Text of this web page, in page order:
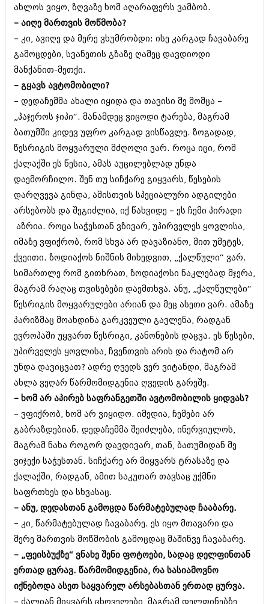
მაისი 2018 (211)
აპრილი 2018 (194)
მარტი 2018 (256)
თებერვალი 2018 (208)
იანვარი 2018 (215)
დეკემბერი 2017 (243)
ნოემბერი 2017 (212)
ოქტომბერი 2017 (231)
სექტემბერი 2017 (261)
აგვისტო 2017 (212)
ივნისი 2017 (265)
მაისი 2017 (216)
აპრილი 2017 (220)
მარტი 2017 (212)
თებერვალი 2017 (205)
იანვარი 2017 (246)
დეკემბერი 2016 (207)
ნოემბერი 2016 (207)
ოქტომბერი 2016 (257)
სექტემბერი 2016 (224)
აგვისტო 2016 (258)
ივლისი 2016 (211)
მაისი 2016 (261)
აპრილი 2016 (215)
მარტი 2016 (200)
თებერვალი 2016 (250)
იანვარი 2016 (206)
დეკემბერი 2015 (207)
ნოემბერი 2015 (264)
ოქტომბერი 2015 (204)
სექტემბერი 2015 (215)
აგვისტო 2015 (286)
ივლისი 2015 (173)
ივნისი 2015 (261)
აპრილი 2015 (208)
მარტი 2015 (365)
თებერვალი 2015 (286)
იანვარი 2015 (247)
დეკემბერი 2014 (342)
ნოემბერი 2014 (290)
ოქტომბერი 2014 (292)
სექტემბერი 2014 (394)
აგვისტო 2014 (248)
ივლისი 2014 (313)
ივნისი 2014 (366)
მაისი 2014 (313)
ახლოს ვიყო, ზღვაზე ხომ აღარაფერს ვამბობ.
– აიღე მართვის მოწმობა?
– კი, ავიღე და მერე ვხუმრობდი: ისე კარგად ჩავაბარე
გამოცდები, სვანეთის გზაზე ღამეც დავდიოდი
მანქანით-მეთქი.
– გყავს ავტომობილი?
– დედაჩემმა ახალი იყიდა და თავისი მე მომცა –
„პაჯეროს ჯიპი“. მანამდეც ვიცოდი ტარება, მაგრამ
ბათუმში კიდევ უფრო კარგად ვისწავლე. ზოგადად,
წესრიგის მოყვარული მძღოლი ვარ. როცა იცი, რომ
ქალაქში ეს წესია, ამას აუცილებლად უნდა
დაემორჩილო. შენ თუ სიჩქარე გიყვარს, წესების
დარღვევა გინდა, ამისთვის სპეციალური ადგილები
არსებობს და შეგიძლია, იქ წახვიდე – ეს ჩემი პირადი
აზრია. როცა საჭესთან ვზივარ, უპირველეს ყოვლისა,
იმაზე ვფიქრობ, რომ სხვა არ დავაზიანო, მით უმეტეს,
ქვეითი. ზოდიაქოს ნიშნის მიხედვით, „ქალწული“ ვარ.
სიმართლე რომ გითხრათ, ზოდიაქოსი ნაკლებად მჯერა,
მაგრამ რაღაც თვისებები დაემთხვა. ანუ, „ქალწულები“
წესრიგის მოყვარულები არიან და მეც ასეთი ვარ. ამაზე
პარიზმაც მოახდინა გარკვეული გავლენა, რადგან
ევროპაში უყვართ წესრიგი, კანონების დაცვა. ეს წესები,
უპირველეს ყოვლისა, ჩვენთვის არის და რატომ არ
უნდა დავიცვათ? ადრე ღვედს ვერ ვიტანდი, მაგრამ
ახლა ვეღარ წარმომიდგენია ღვედის გარეშე.
– ხომ არ აპირებ საფრანგეთში ავტომობილის ყიდვას?
– ვფიქრობ, ხომ არ ვიყიდო. იმედია, ჩემები არ
გაბრაზდებიან. დედაჩემმა შეიძლება, ინერვიულოს,
მაგრამ ნახა როგორ დავდივარ, თან, ბათუმიდან მე
ვიჯექი საჭესთან. სიჩქარე არ მიყვარს ტრასაზე და
ქალაქში, რადგან, ამით საკუთარ თავსაც უქმნი
საფრთხეს და სხვასაც.
– ანუ, დედასთან გამოცდა წარმატებულად ჩააბარე.
– კი, წარმატებულად ჩავაბარე. ეს იყო მთავარი და
მერე მართვის მოწმობის გამოცდაც მაშინვე ჩავაბარე.
– „ფეისბუქზე“ ვნახე შენი ფოტოები, სადაც დელფინთან
ერთად ცურავ. წარმომიდგენია, რა სასიამოვნო
იქნებოდა ასეთ საყვარელ არსებასთან ერთად ცურვა.